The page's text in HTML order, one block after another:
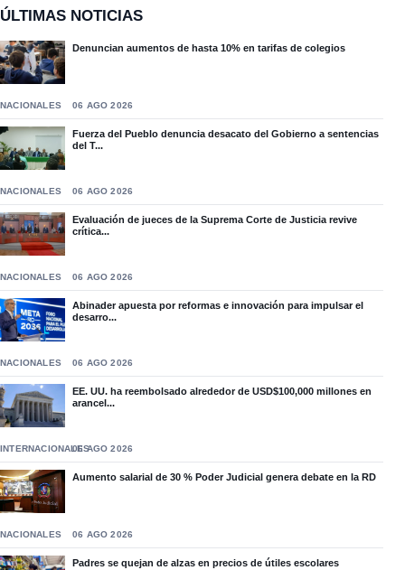
ÚLTIMAS NOTICIAS
Denuncian aumentos de hasta 10% en tarifas de colegios
NACIONALES 06 AGO 2026
Fuerza del Pueblo denuncia desacato del Gobierno a sentencias
del T...
NACIONALES 06 AGO 2026
Evaluación de jueces de la Suprema Corte de Justicia revive
crítica...
NACIONALES 06 AGO 2026
Abinader apuesta por reformas e innovación para impulsar el
desarro...
NACIONALES 06 AGO 2026
EE. UU. ha reembolsado alrededor de USD$100,000 millones en
arancel...
INTERNACIONALES06 AGO 2026
Aumento salarial de 30 % Poder Judicial genera debate en la RD
NACIONALES 06 AGO 2026
Padres se quejan de alzas en precios de útiles escolares